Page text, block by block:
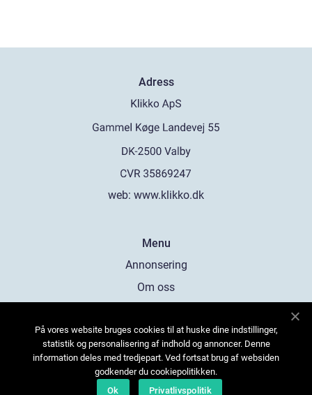
Adress
web: www.klikko.dk
Menu
Annonsering
Om oss
Kontakta oss
Sitemap
På vores website bruges cookies til at huske dine indstillinger,
statistik og personalisering af indhold og annoncer. Denne
information deles med tredjepart. Ved fortsat brug af websiden
godkender du cookiepolitikken.
Ok
Privatlivspolitik